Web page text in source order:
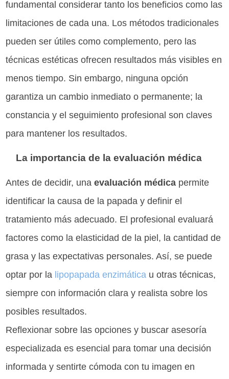
fundamental considerar tanto los beneficios como las
limitaciones de cada una. Los métodos tradicionales
pueden ser útiles como complemento, pero las
técnicas estéticas ofrecen resultados más visibles en
menos tiempo. Sin embargo, ninguna opción
garantiza un cambio inmediato o permanente; la
constancia y el seguimiento profesional son claves
para mantener los resultados.
La importancia de la evaluación médica
Antes de decidir, unaevaluación médica permite
identificar la causa de la papada y definir el
tratamiento más adecuado. El profesional evaluará
factores como la elasticidad de la piel, la cantidad de
grasa y las expectativas personales. Así, se puede
optar por la lipopapada enzimática u otras técnicas,
siempre con información clara y realista sobre los
posibles resultados.
Reflexionar sobre las opciones y buscar asesoría
especializada es esencial para tomar una decisión
informada y sentirte cómoda con tu imagen en